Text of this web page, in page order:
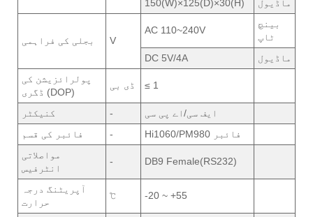
150(W)×125(D)×30(H)
ماڈیول
بجلی کی فراہمی V
AC 110~240V
بینچ
ٹاپ
DC 5V/4A
ماڈیول
پولرائزیشن کی
ڈگری (DOP)
ڈی بی ≤ 1
کنیکٹر -
ایف سی/اے پی سی
فائبر کی قسم
-
Hi1060/PM980 فائبر
مواصلاتی
انٹرفیس
- DB9 Female(RS232)
آپریٹنگ درجہ
حرارت
℃ -20 ~ +55